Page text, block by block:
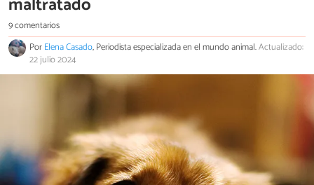
9 comentarios
PorElena Casado, Periodista especializada en el mundo animal.Actualizado:
22 julio 2024